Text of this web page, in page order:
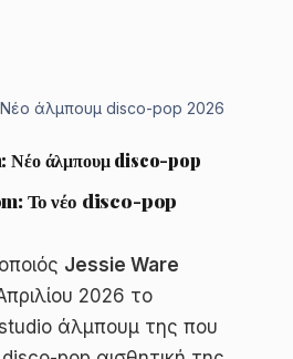
άλμπουμ disco-pop 2026
Νέο άλμπουμ disco-pop
Το νέο disco-pop
Jessie Ware
2026 το
άλμπουμ της που